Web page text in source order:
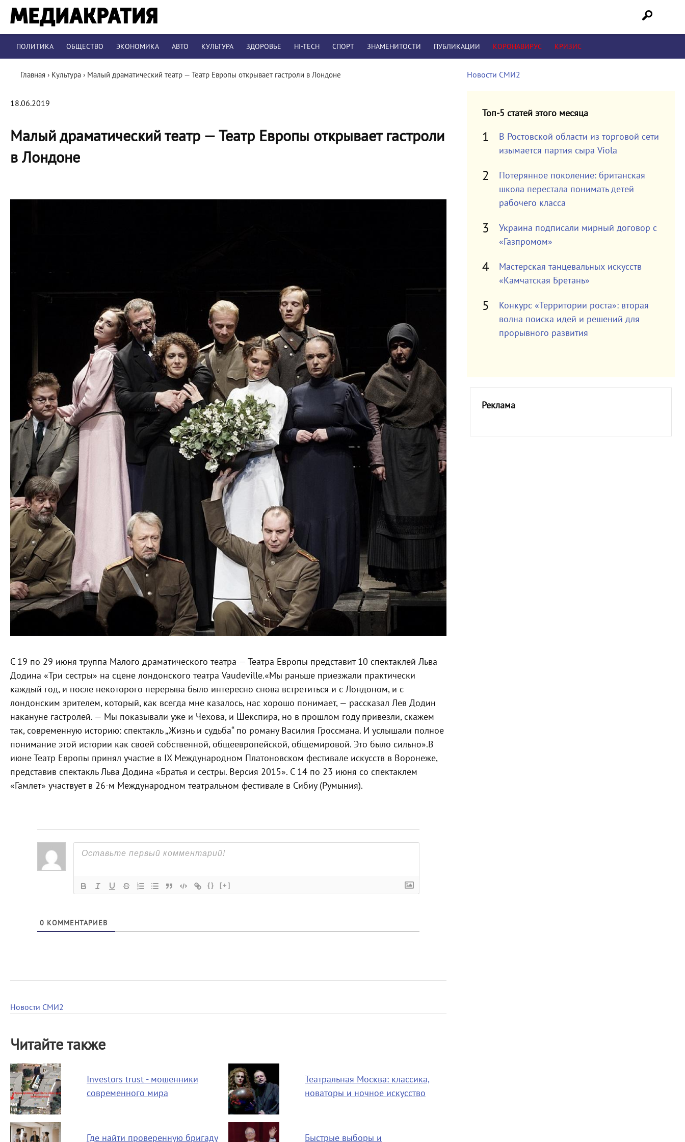
ПОЛИТИКА ОБЩЕСТВО ЭКОНОМИКА АВТО КУЛЬТУРА ЗДОРОВЬЕ HI-TECH СПОРТ ЗНАМЕНИТОСТИ ПУБЛИКАЦИИ КОРОНАВИРУС КРИЗИС
Главная › Культура › Малый драматический театр — Театр Европы открывает гастроли в Лондоне
18.06.2019
Малый драматический театр — Театр Европы открывает гастроли
в Лондоне
С 19 по 29 июня труппа Малого драматического театра — Театра Европы представит 10 спектаклей Льва
Додина «Три сестры» на сцене лондонского театра Vaudeville.«Мы раньше приезжали практически
каждый год, и после некоторого перерыва было интересно снова встретиться и с Лондоном, и с
лондонским зрителем, который, как всегда мне казалось, нас хорошо понимает, — рассказал Лев Додин
накануне гастролей. — Мы показывали уже и Чехова, и Шекспира, но в прошлом году привезли, скажем
так, современную историю: спектакль „Жизнь и судьба“ по роману Василия Гроссмана. И услышали полное
понимание этой истории как своей собственной, общеевропейской, общемировой. Это было сильно».В
июне Театр Европы принял участие в IX Международном Платоновском фестивале искусств в Воронеже,
представив спектакль Льва Додина «Братья и сестры. Версия 2015». С 14 по 23 июня со спектаклем
«Гамлет» участвует в 26-м Международном театральном фестивале в Сибиу (Румыния).
{} [+]
0 КОММЕНТАРИЕВ
Новости СМИ2
Читайте также
Investors trust - мошенники
современного мира
Театральная Москва: классика,
новаторы и ночное искусство
Где найти проверенную бригаду Быстрые выборы и
Новости СМИ2
Топ-5 статей этого месяца
В Ростовской области из торговой сети
изымается партия сыра Viola
Потерянное поколение: британская
школа перестала понимать детей
рабочего класса
Украина подписали мирный договор с
«Газпромом»
Мастерская танцевальных искусств
«Камчатская Бретань»
Конкурс «Территории роста»: вторая
волна поиска идей и решений для
прорывного развития
Реклама